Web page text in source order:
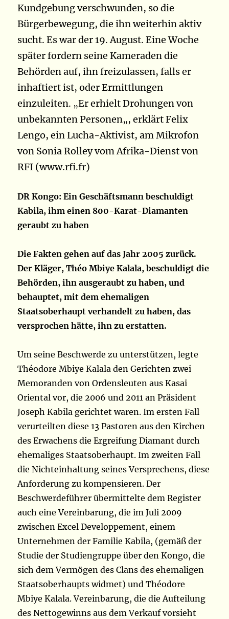
Kundgebung verschwunden, so die
Bürgerbewegung, die ihn weiterhin aktiv
sucht. Es war der 19. August. Eine Woche
später fordern seine Kameraden die
Behörden auf, ihn freizulassen, falls er
inhaftiert ist, oder Ermittlungen
einzuleiten. „Er erhielt Drohungen von
unbekannten Personen„, erklärt Felix
Lengo, ein Lucha-Aktivist, am Mikrofon
von Sonia Rolley vom Afrika-Dienst von
RFI (www.rfi.fr)
DR Kongo: Ein Geschäftsmann beschuldigt
Kabila, ihm einen 800-Karat-Diamanten
geraubt zu haben
Die Fakten gehen auf das Jahr 2005 zurück.
Der Kläger, Théo Mbiye Kalala, beschuldigt die
Behörden, ihn ausgeraubt zu haben, und
behauptet, mit dem ehemaligen
Staatsoberhaupt verhandelt zu haben, das
versprochen hätte, ihn zu erstatten.
Um seine Beschwerde zu unterstützen, legte
Théodore Mbiye Kalala den Gerichten zwei
Memoranden von Ordensleuten aus Kasai
Oriental vor, die 2006 und 2011 an Präsident
Joseph Kabila gerichtet waren. Im ersten Fall
verurteilten diese 13 Pastoren aus den Kirchen
des Erwachens die Ergreifung Diamant durch
ehemaliges Staatsoberhaupt. Im zweiten Fall
die Nichteinhaltung seines Versprechens, diese
Anforderung zu kompensieren. Der
Beschwerdeführer übermittelte dem Register
auch eine Vereinbarung, die im Juli 2009
zwischen Excel Developpement, einem
Unternehmen der Familie Kabila, (gemäß der
Studie der Studiengruppe über den Kongo, die
sich dem Vermögen des Clans des ehemaligen
Staatsoberhaupts widmet) und Théodore
Mbiye Kalala. Vereinbarung, die die Aufteilung
des Nettogewinns aus dem Verkauf vorsieht